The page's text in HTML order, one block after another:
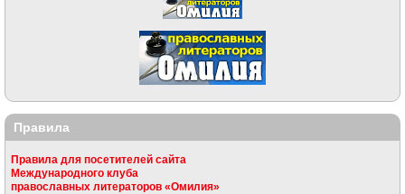
Правила
Правила для посетителей сайта
Международного клуба
православных литераторов «Омилия»